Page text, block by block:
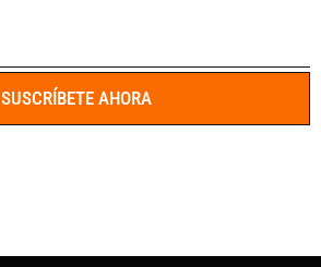
SUSCRÍBETE AHORA